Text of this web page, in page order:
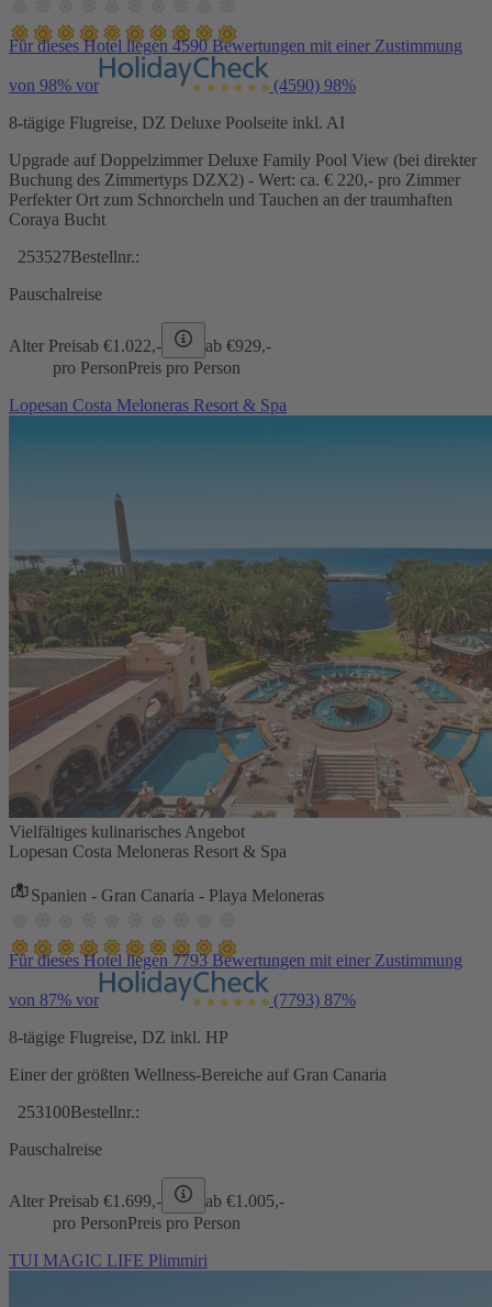
Für dieses Hotel liegen 4590 Bewertungen mit einer Zustimmung
von 98% vor (4590) 98%
8-tägige Flugreise, DZ Deluxe Poolseite inkl. AI
Upgrade auf Doppelzimmer Deluxe Family Pool View (bei direkter
Buchung des Zimmertyps DZX2) - Wert: ca. € 220,- pro Zimmer
Perfekter Ort zum Schnorcheln und Tauchen an der traumhaften
Coraya Bucht
253527Bestellnr.:
Pauschalreise
Alter Preisab €1.022,- ab €929,-
pro PersonPreis pro Person
Lopesan Costa Meloneras Resort & Spa
Vielfältiges kulinarisches Angebot
Lopesan Costa Meloneras Resort & Spa
Spanien - Gran Canaria - Playa Meloneras
Für dieses Hotel liegen 7793 Bewertungen mit einer Zustimmung
von 87% vor (7793) 87%
8-tägige Flugreise, DZ inkl. HP
Einer der größten Wellness-Bereiche auf Gran Canaria
253100Bestellnr.:
Pauschalreise
Alter Preisab €1.699,- ab €1.005,-
pro PersonPreis pro Person
TUI MAGIC LIFE Plimmiri